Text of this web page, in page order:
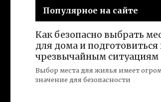
Популярное на сайте
Как безопасно выбрать
для дома и подготовиться
чрезвычайным ситуациям
Выбор места для жилья имеет
значение для безопасности